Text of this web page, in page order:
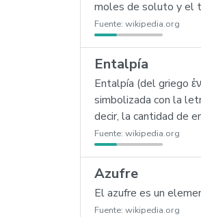
moles de soluto y el
Fuente: wikipedia.org
Entalpía
Entalpía (del griego
simbolizada con la
decir, la cantidad de
Fuente: wikipedia.org
Azufre
El azufre es un
Fuente: wikipedia.org